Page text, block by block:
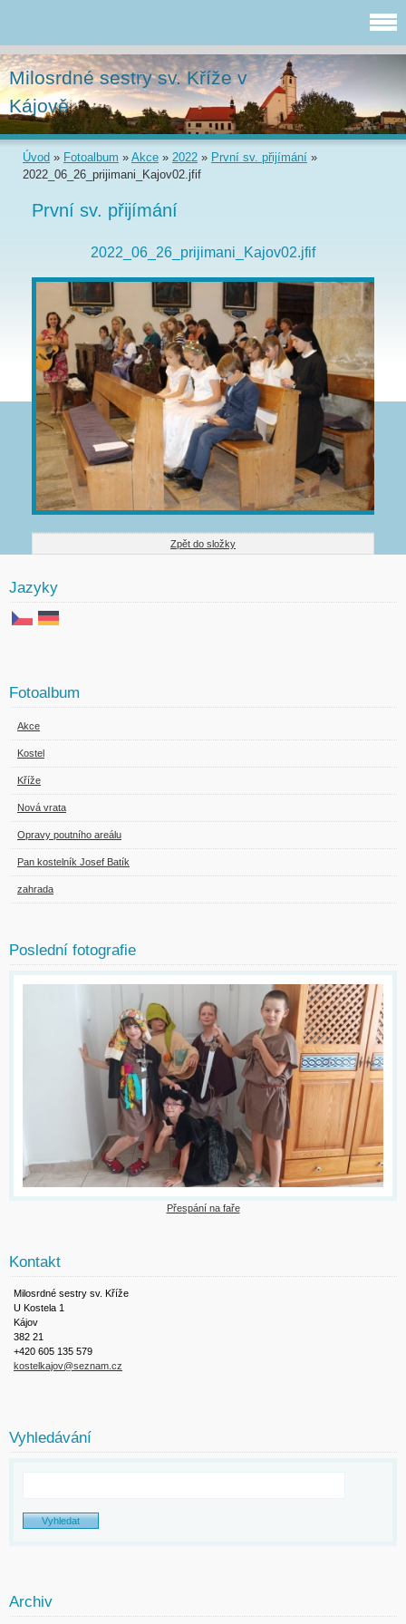
Milosrdné sestry sv. Kříže v
Kájově
Úvod » Fotoalbum » Akce » 2022 » První sv. přijímání »
2022_06_26_prijimani_Kajov02.jfif
První sv. přijímání
2022_06_26_prijimani_Kajov02.jfif
Zpět do složky
Jazyky
Fotoalbum
Akce
Kostel
Kříže
Nová vrata
Opravy poutního areálu
Pan kostelník Josef Batík
zahrada
Poslední fotografie
Přespání na faře
Kontakt
Milosrdné sestry sv. Kříže
U Kostela 1
Kájov
382 21
+420 605 135 579
kostelkajov@seznam.cz
Vyhledávání
Archiv